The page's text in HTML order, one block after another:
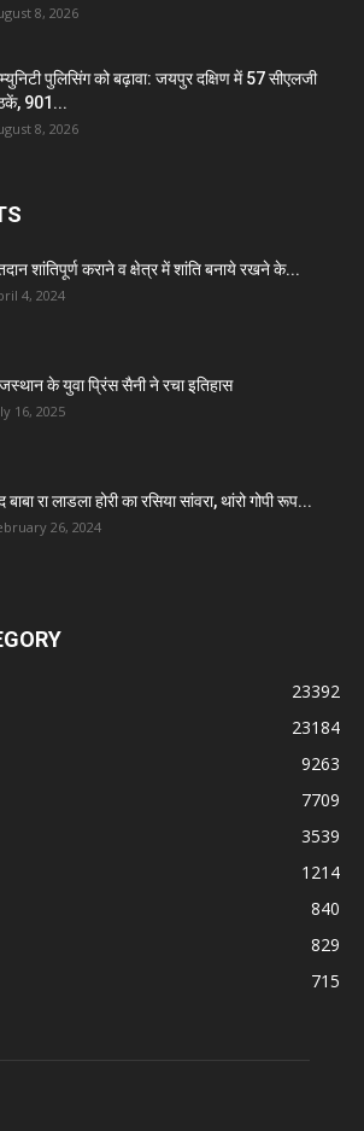
8, 2026
पुलिसिंग को बढ़ावा: जयपुर दक्षिण में 57 सीएलजी
901...
8, 2026
शांतिपूर्ण कराने व क्षेत्र में शांति बनाये रखने के...
4, 2024
के युवा प्रिंस सैनी ने रचा इतिहास
16, 2025
बाबा रा लाडला होरी का रसिया सांवरा, थांरो गोपी रूप...
26, 2024
23392
23184
9263
7709
3539
1214
840
829
715